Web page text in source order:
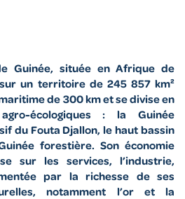
Guinée, située en Afrique de
sur un territoire de 245 857 km²
de 300 km et se divise en
écologiques : la Guinée
du Fouta Djallon, le haut bassin
forestière. Son économie
sur les services, l’industrie,
par la richesse de ses
notamment l’or et la